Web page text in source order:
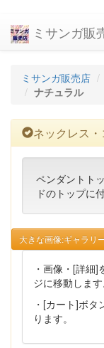
ミサンガ販
ミサンガ販売店
ナチュラル
ネックレス
ペンダントト
ドのトップに
大きな画像:ギャラリ
・画像・[詳細
ジに移動します
・[カート]ボ
ります。